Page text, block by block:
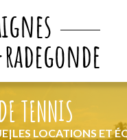
|LES LOCATIONS ET
TENNIS